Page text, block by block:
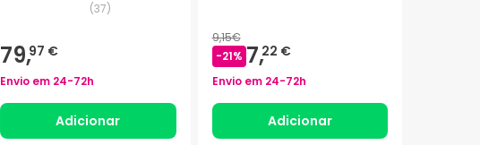
(37)
79,97 €
Envio em 24-72h
Adicionar
9,15€
-21% 7,22 €
Envio em 24-72h
Adicionar